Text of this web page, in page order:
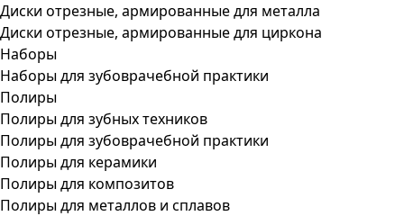
Диски отрезные, армированные для металла
Диски отрезные, армированные для циркона
Наборы
Наборы для зубоврачебной практики
Полиры
Полиры для зубных техников
Полиры для зубоврачебной практики
Полиры для керамики
Полиры для композитов
Полиры для металлов и сплавов